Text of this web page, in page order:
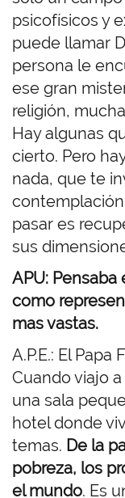
psicofísicos y
puede llamar
persona le
ese gran
religión,
Hay algunas
cierto. Pero
nada, que te
pasar es
sus
APU: Pensaba
como
mas vastas.
A.P.E.: El
Cuando viajo
una sala
hotel donde
temas. De la
pobreza, los
el mundo. Es